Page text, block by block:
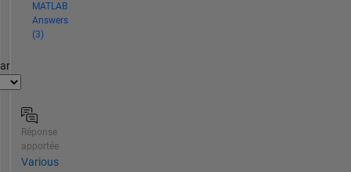
MATLAB
Answers
(3)
Réponse
apportée
Various